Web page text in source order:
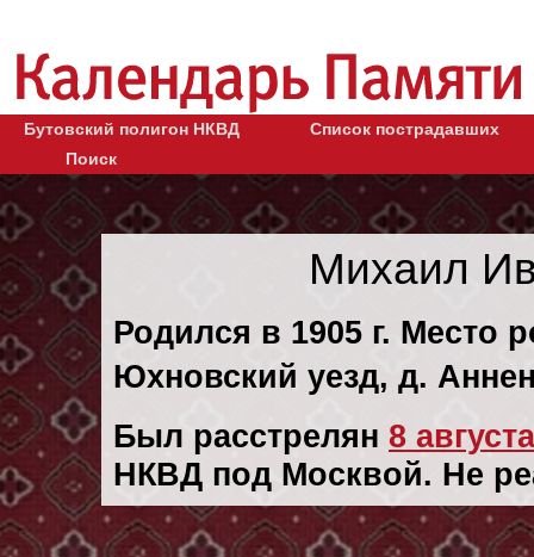
Бутовский полигон НКВД
Список пострадавших
Поиск
Михаил
Родился в 1905 г. Место
Юхновский уезд, д.
Был расстрелян 8
НКВД под Москвой. Не